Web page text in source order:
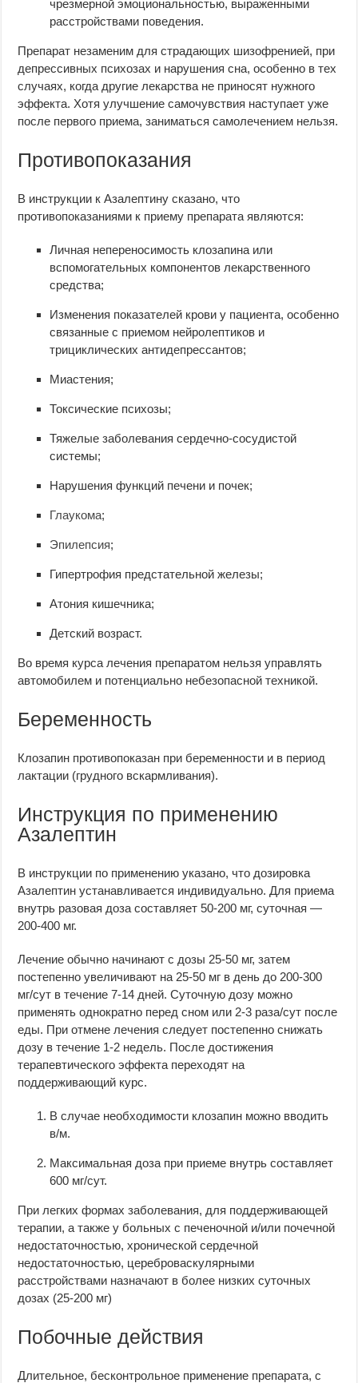
чрезмерной эмоциональностью, выраженными
расстройствами поведения.
Препарат незаменим для страдающих шизофренией, при
депрессивных психозах и нарушения сна, особенно в тех
случаях, когда другие лекарства не приносят нужного
эффекта. Хотя улучшение самочувствия наступает уже
после первого приема, заниматься самолечением нельзя.
Противопоказания
В инструкции к Азалептину сказано, что
противопоказаниями к приему препарата являются:
Личная непереносимость клозапина или
вспомогательных компонентов лекарственного
средства;
Изменения показателей крови у пациента, особенно
связанные с приемом нейролептиков и
трициклических антидепрессантов;
Миастения;
Токсические психозы;
Тяжелые заболевания сердечно-сосудистой
системы;
Нарушения функций печени и почек;
Глаукома;
Эпилепсия;
Гипертрофия предстательной железы;
Атония кишечника;
Детский возраст.
Во время курса лечения препаратом нельзя управлять
автомобилем и потенциально небезопасной техникой.
Беременность
Клозапин противопоказан при беременности и в период
лактации (грудного вскармливания).
Инструкция по применению
Азалептин
В инструкции по применению указано, что дозировка
Азалептин устанавливается индивидуально. Для приема
внутрь разовая доза составляет 50-200 мг, суточная —
200-400 мг.
Лечение обычно начинают с дозы 25-50 мг, затем
постепенно увеличивают на 25-50 мг в день до 200-300
мг/сут в течение 7-14 дней. Суточную дозу можно
применять однократно перед сном или 2-3 раза/сут после
еды. При отмене лечения следует постепенно снижать
дозу в течение 1-2 недель. После достижения
терапевтического эффекта переходят на
поддерживающий курс.
В случае необходимости клозапин можно вводить
в/м.
Максимальная доза при приеме внутрь составляет
600 мг/сут.
При легких формах заболевания, для поддерживающей
терапии, а также у больных с печеночной и/или почечной
недостаточностью, хронической сердечной
недостаточностью, цереброваскулярными
расстройствами назначают в более низких суточных
дозах (25-200 мг)
Побочные действия
Длительное, бесконтрольное применение препарата, с